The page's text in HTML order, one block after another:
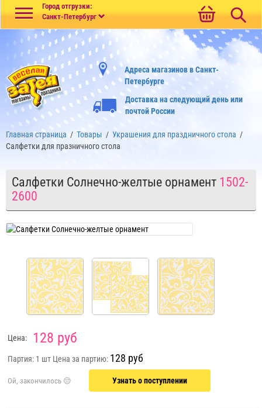
Город отгрузки:
Санкт-Петербург
Адреса магазинов в Санкт-
Петербурге
Доставка на следующий день или
почтой России
Главная страница / Товары / Украшения для праздничного стола /
Салфетки для празничного стола
Салфетки Солнечно-желтые орнамент 1502-
2600
Цена: 128 руб
Партия: 1 шт Цена за партию: 128 руб
Узнать о поступлении